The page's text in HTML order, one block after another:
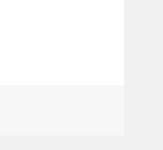
13